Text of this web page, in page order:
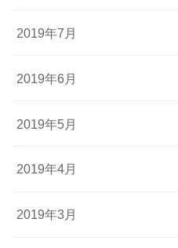
2019年7月
2019年6月
2019年5月
2019年4月
2019年3月